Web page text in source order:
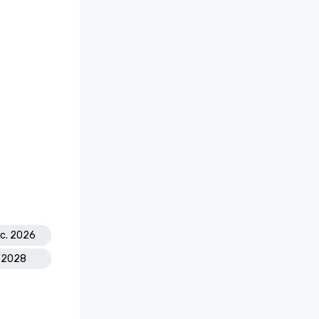
2026
2028